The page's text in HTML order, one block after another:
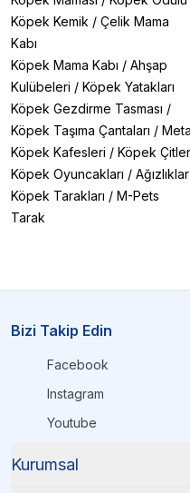
Köpek Kemik / Çelik Mama
Kabı
Köpek Mama Kabı / Ahşap
Kulübeleri / Köpek Yatakları
Köpek Gezdirme Tasması /
Köpek Taşıma Çantaları /
Köpek Kafesleri / Köpek
Köpek Oyuncakları / Ağızlıklar
Köpek Tarakları / M-Pets
Tarak
Bizi Takip Edin
Facebook
Instagram
Youtube
Kurumsal